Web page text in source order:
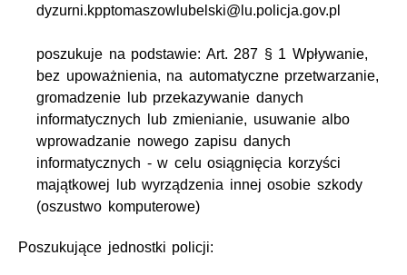
dyzurni.kpptomaszowlubelski@lu.policja.gov.pl
poszukuje na podstawie: Art. 287 § 1 Wpływanie,
bez upoważnienia, na automatyczne przetwarzanie,
gromadzenie lub przekazywanie danych
informatycznych lub zmienianie, usuwanie albo
wprowadzanie nowego zapisu danych
informatycznych - w celu osiągnięcia korzyści
majątkowej lub wyrządzenia innej osobie szkody
(oszustwo komputerowe)
Poszukujące jednostki policji: